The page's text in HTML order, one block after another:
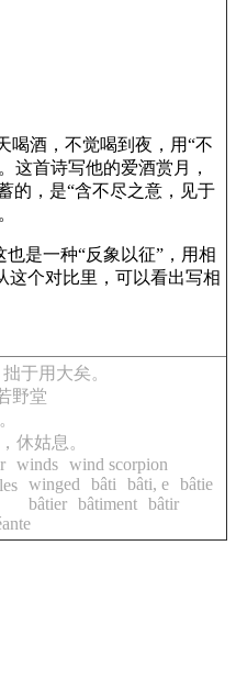
喝酒，不觉喝到夜，用“不
这首诗写他的爱酒赏月，
的，是“含不尽之意，见于
是一种“反象以征”，用相
这个对比里，可以看出写相
拙于用大矣。
野堂
休姑息。
winds wind scorpion
winged bâti bâti, e bâtie
bâtier bâtiment bâtir